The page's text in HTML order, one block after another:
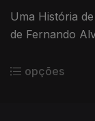
Uma História
de Fernando
opções